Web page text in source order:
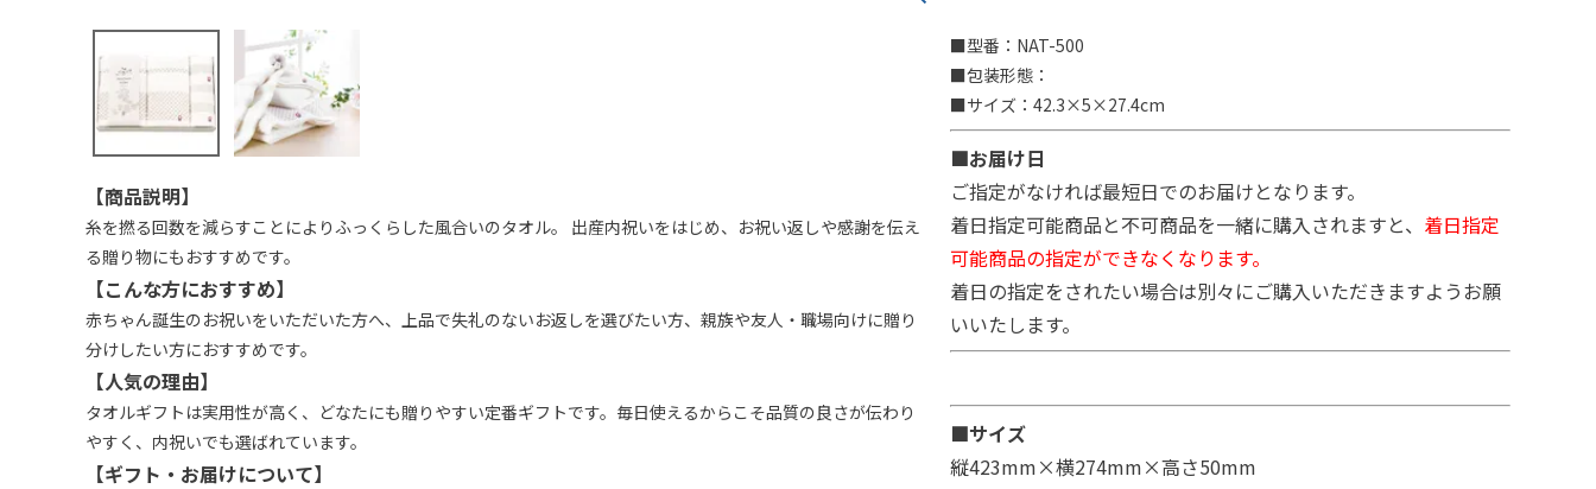
【商品説明】
糸を撚る回数を減らすことによりふっくらした風合いのタオル。 出産内祝いをはじめ、お祝い返しや感謝を伝え
る贈り物にもおすすめです。
【こんな方におすすめ】
赤ちゃん誕生のお祝いをいただいた方へ、上品で失礼のないお返しを選びたい方、親族や友人・職場向けに贈り
分けしたい方におすすめです。
【人気の理由】
タオルギフトは実用性が高く、どなたにも贈りやすい定番ギフトです。毎日使えるからこそ品質の良さが伝わり
やすく、内祝いでも選ばれています。
【ギフト・お届けについて】
■型番：NAT-500
■包装形態：
■サイズ：42.3×5×27.4cm
■お届け日
ご指定がなければ最短日でのお届けとなります。
着日指定可能商品と不可商品を一緒に購入されますと、 着日指定
可能商品の指定ができなくなります。
着日の指定をされたい場合は別々にご購入いただきますようお願
いいたします。
■サイズ
縦423mm×横274mm×高さ50mm